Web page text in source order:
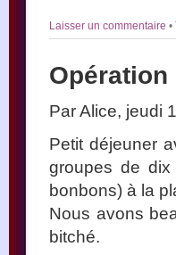
Laisser un commentaire •
Par Alice, jeudi
Petit déjeuner
groupes de
bonbons) à la
Nous avons
bitché.